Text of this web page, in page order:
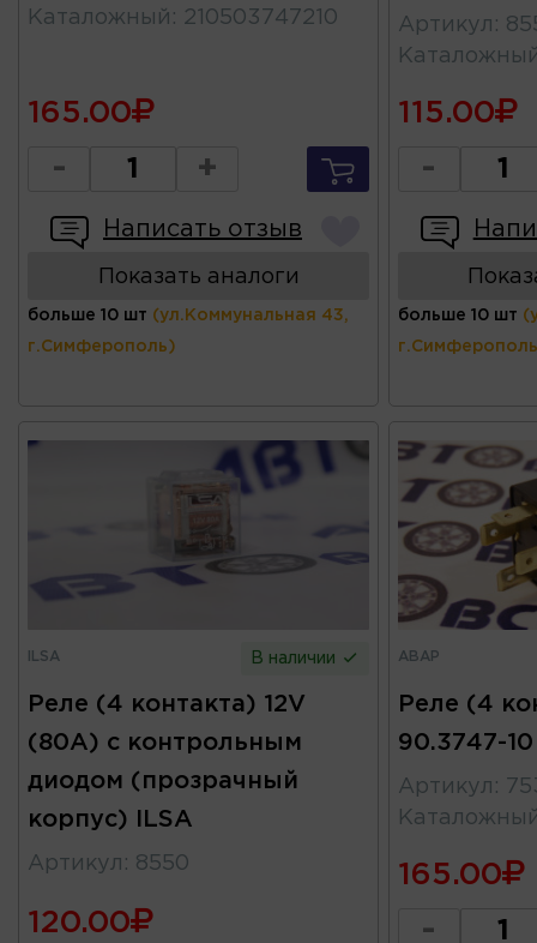
Каталожный : 210503747210
165.00
- +
Написать отзыв
Показать аналоги
больше 10 шт (ул.Коммунальная 43,
г.Симферополь)
Артикул :
115.00
-
больше 10 шт
ILSA В наличии
Реле (4 контакта) 12V
(80А) с контрольным
диодом (прозрачный
корпус) ILSA
Артикул : 8550
120.00
АВАР
Реле (4
90.3747-
Артикул :
165.00
-